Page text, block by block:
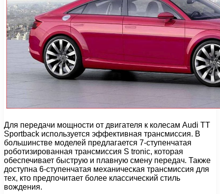
Для передачи мощности от двигателя к колесам Audi TT
Sportback используется эффективная трансмиссия. В
большинстве моделей предлагается 7-ступенчатая
роботизированная трансмиссия S tronic, которая
обеспечивает быструю и плавную смену передач. Также
доступна 6-ступенчатая механическая трансмиссия для
тех, кто предпочитает более классический стиль
вождения.